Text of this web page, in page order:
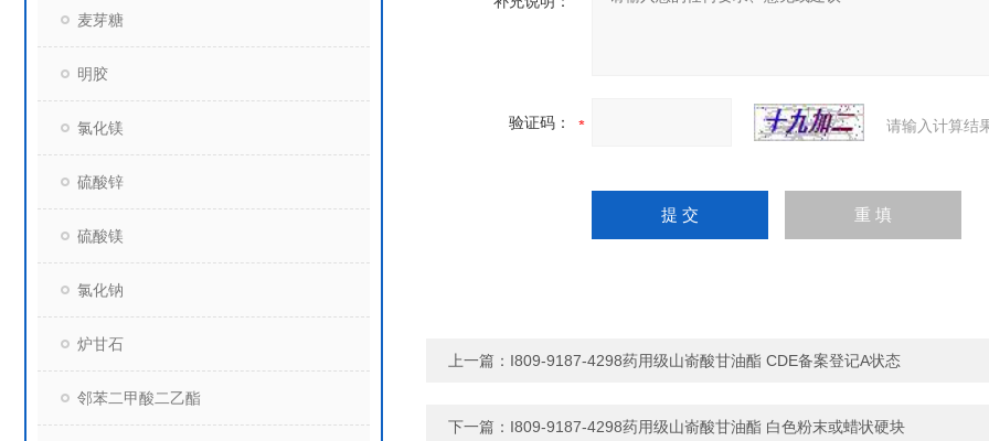
麦芽糖
明胶
氯化镁
硫酸锌
硫酸镁
氯化钠
炉甘石
邻苯二甲酸二乙酯
验证码： 请输入计算结
上一篇： I809-9187-4298药用级山嵛酸甘油酯 CDE备案登记A状态
下一篇： I809-9187-4298药用级山嵛酸甘油酯 白色粉末或蜡状硬块